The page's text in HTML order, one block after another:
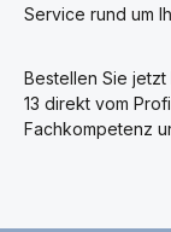
Service rund um
Bestellen Sie
13 direkt vom
Fachkompetenz